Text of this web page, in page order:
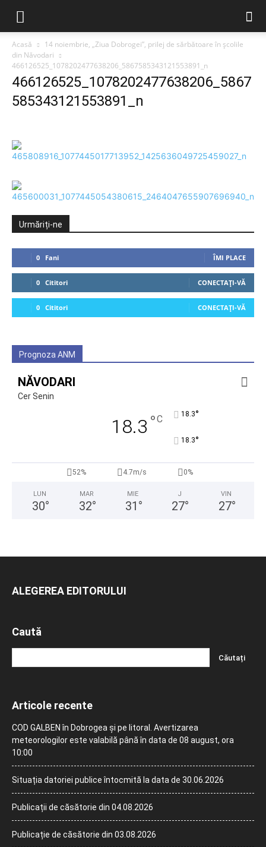
Acasă
14 noiembrie, „Ziua Dobrogei”, prilej de sărbătoare în școlile
din Năvodari
466126525_1078202477638206_5867585343121553891_n
466126525_1078202477638206_5867
585343121553891_n
Urmăriți-ne
0 Fani ÎMI PLACE
0 Cititori CONECTAȚI-VĂ
0 Cititori CONECTAȚI-VĂ
Prognoza ANM
NĂVODARI
Cer Senin
18.3 °C 18.3°
18.3°
52% 4.7m/s 0%
LUN
30°
MAR
32°
MIE
31 °
J
27°
VIN
27°
ALEGEREA EDITORULUI
Caută
Articole recente
COD GALBEN în Dobrogea și pe litoral. Avertizarea
meteorologilor este valabilă până în data de 08 august, ora
10:00
Situația datoriei publice întocmită la data de 30.06.2026
Publicații de căsătorie din 04.08.2026
Publicație de căsătorie din 03.08.2026